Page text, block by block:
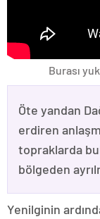
Burası
Öte yandan
erdiren
topraklarda
bölgeden
Yenilginin